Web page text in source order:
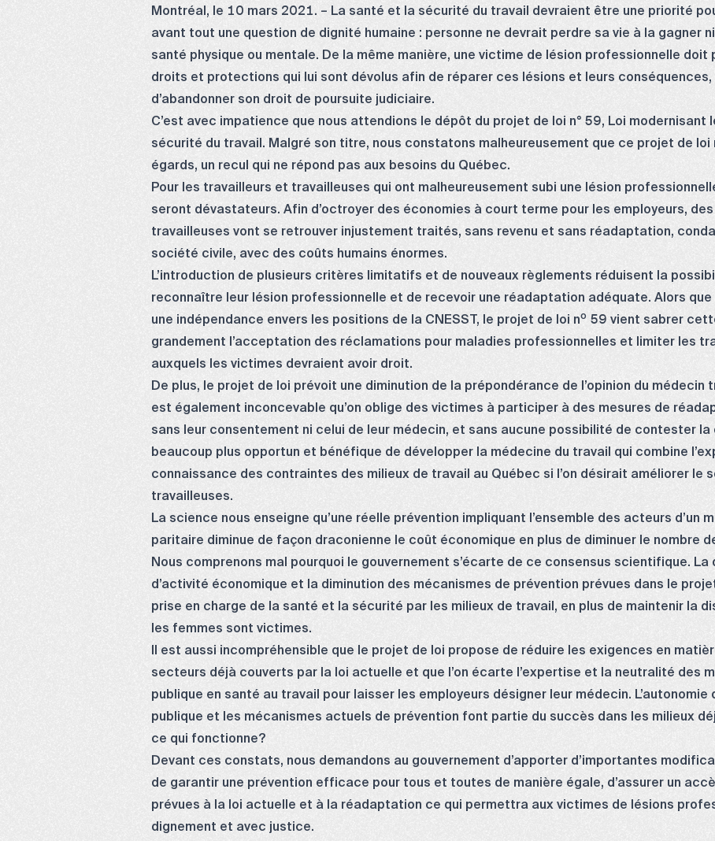
Montréal, le 10 mars 2021. – La santé et la sécurité du travail devraient être une priorité
avant tout une question de dignité humaine : personne ne devrait perdre sa vie à la gagner
santé physique ou mentale. De la même manière, une victime de lésion professionnelle
droits et protections qui lui sont dévolus afin de réparer ces lésions et leurs
d’abandonner son droit de poursuite judiciaire.
C’est avec impatience que nous attendions le dépôt du projet de loi n° 59, Loi modernisant
sécurité du travail. Malgré son titre, nous constatons malheureusement que ce projet de
égards, un recul qui ne répond pas aux besoins du Québec.
Pour les travailleurs et travailleuses qui ont malheureusement subi une lésion
seront dévastateurs. Afin d’octroyer des économies à court terme pour les employeurs,
travailleuses vont se retrouver injustement traités, sans revenu et sans réadaptation,
société civile, avec des coûts humains énormes.
L’introduction de plusieurs critères limitatifs et de nouveaux règlements réduisent la
reconnaître leur lésion professionnelle et de recevoir une réadaptation adéquate. Alors
une indépendance envers les positions de la CNESST, le projet de loi no 59 vient sabrer
grandement l’acceptation des réclamations pour maladies professionnelles et limiter les
auxquels les victimes devraient avoir droit.
De plus, le projet de loi prévoit une diminution de la prépondérance de l’opinion du
est également inconcevable qu’on oblige des victimes à participer à des mesures de
sans leur consentement ni celui de leur médecin, et sans aucune possibilité de contester la
beaucoup plus opportun et bénéfique de développer la médecine du travail qui combine
connaissance des contraintes des milieux de travail au Québec si l’on désirait améliorer le
travailleuses.
La science nous enseigne qu’une réelle prévention impliquant l’ensemble des acteurs d’un
paritaire diminue de façon draconienne le coût économique en plus de diminuer le nombre
Nous comprenons mal pourquoi le gouvernement s’écarte de ce consensus scientifique.
d’activité économique et la diminution des mécanismes de prévention prévues dans le
prise en charge de la santé et la sécurité par les milieux de travail, en plus de maintenir la
les femmes sont victimes.
Il est aussi incompréhensible que le projet de loi propose de réduire les exigences en
secteurs déjà couverts par la loi actuelle et que l’on écarte l’expertise et la neutralité des
publique en santé au travail pour laisser les employeurs désigner leur médecin.
publique et les mécanismes actuels de prévention font partie du succès dans les milieux
ce qui fonctionne?
Devant ces constats, nous demandons au gouvernement d’apporter d’importantes
de garantir une prévention efficace pour tous et toutes de manière égale, d’assurer un
prévues à la loi actuelle et à la réadaptation ce qui permettra aux victimes de lésions
dignement et avec justice.